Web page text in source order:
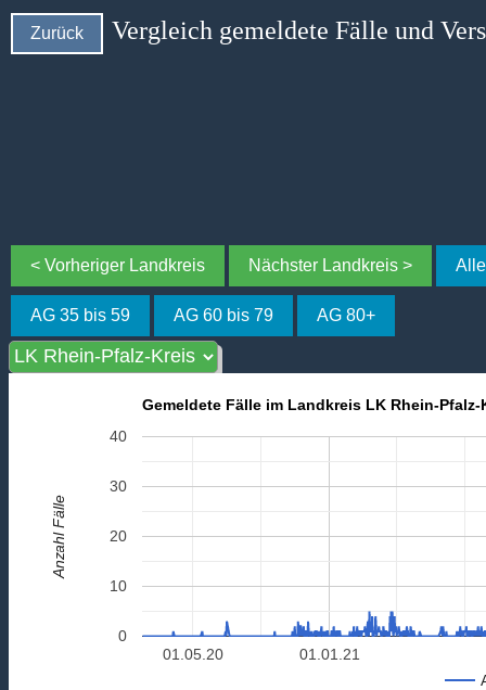
Zurück Vergleich gemeldete Fälle und
< Vorheriger Landkreis Nächster Landkreis >
AG 35 bis 59 AG 60 bis 79 AG 80+
Gemeldete Fälle im Landkreis LK Rhein-
01.01.21
01.05.20
0
10
20
30
40
Anzahl Fälle